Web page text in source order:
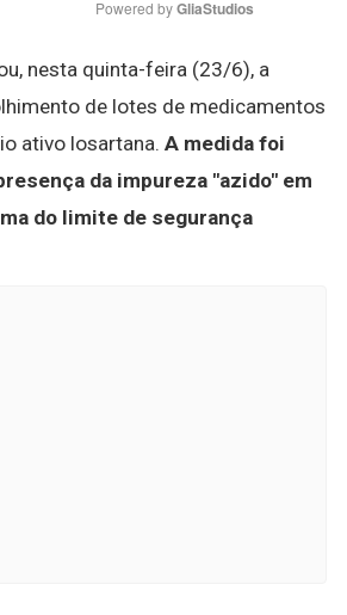
Powered by GliaStudios
nesta quinta-feira (23/6), a
de lotes de medicamentos
ativo losartana. A medida foi
da impureza "azido" em
do limite de segurança